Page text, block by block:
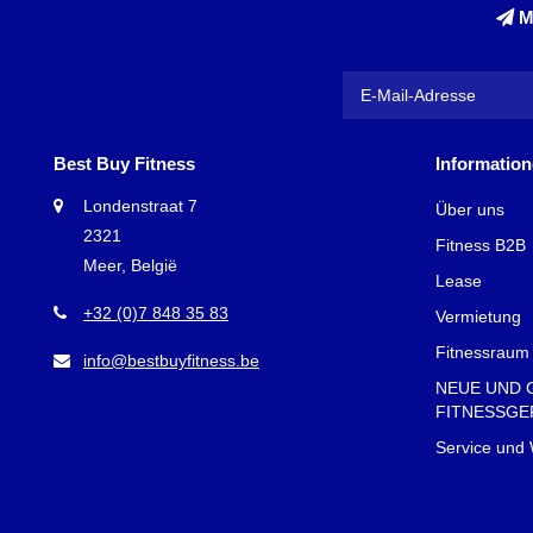
Bei Best
für Anfänger
Es gibt eine
ideal für
eine breite
Bei Best Buy
Best Buy Fitness
Londenstraat 7
2321
Meer, België
+32 (0)7 848 35 83
info@bestbuyfitness.be
Über uns
Fitness B2B
Lease
Vermietung
NEUE UND
Service und